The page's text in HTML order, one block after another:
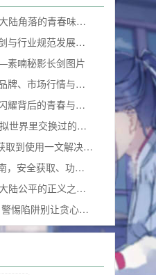
DNF里的木瓜，藏在阿拉德大陆角落的青春味道dnf木瓜有什么用
配资中国，金融杠杆的双刃剑与行业规范发展之路
喃秘影长剑图片
步枪弹夹多少钱一个？材质品牌、市场行情与合法边界全揭秘
英雄联盟冠军之夜，银龙杯闪耀背后的青春与热血加冕礼
99聊天室，那些年我们在虚拟世界里交换过的青春
CF CDKey兑换全攻略，从获取到使用一文解决所有疑问（含2025兑换码）
华泰联合证券APP下载全指南，安全获取、功能解析与使用技巧
DNF投诉中心，守护阿拉德大陆公平的正义之门官方网站
穿越火线刷CF点真的假的？警惕陷阱别让贪心毁掉游戏体验